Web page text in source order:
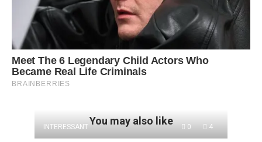
You may also like
INTERESSANT 0 4